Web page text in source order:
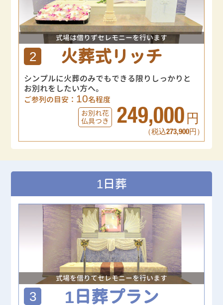
式場は借りずセレモニーを行います
2 火葬式リッチ
シンプルに火葬のみでもできる限りしっかりと
お別れをしたい方へ。
ご参列の目安： 10名程度
お別れ花
仏具つき
249,000 円
（税込273,900円）
1日葬
式場を借りてセレモニーを行います
3 1日葬プラン